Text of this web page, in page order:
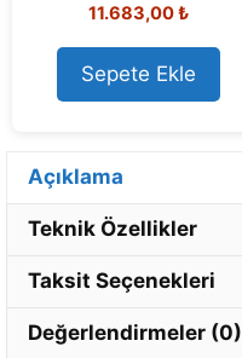
o
t
o
f
5
11.683,00₺
Sepete Ekle
Açıklama
Teknik Özellikler
Taksit Seçenekleri
Değerlendirmeler (0)